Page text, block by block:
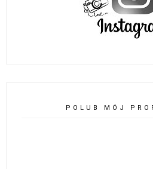
POLUB MÓJ